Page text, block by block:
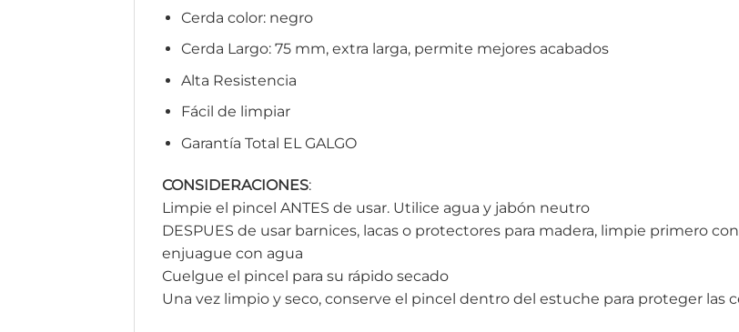
Cerda color: negro
Cerda Largo: 75 mm, extra larga, permite mejores acabados
Alta Resistencia
Fácil de limpiar
Garantía Total EL GALGO
CONSIDERACIONES:
Limpie el pincel ANTES de usar. Utilice agua y jabón neutro
DESPUES de usar barnices, lacas o protectores para madera, limpie primero
enjuague con agua
Cuelgue el pincel para su rápido secado
Una vez limpio y seco, conserve el pincel dentro del estuche para proteger las